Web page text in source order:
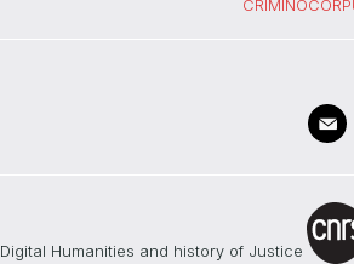
Digital Humanities and history of Justice